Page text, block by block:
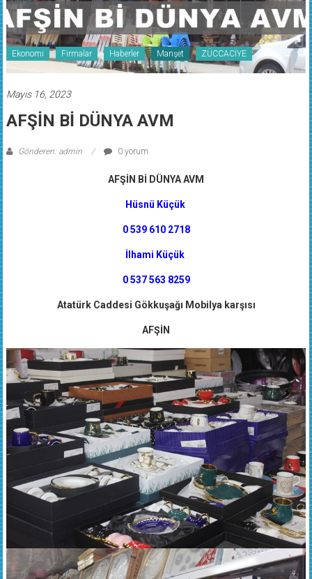
Ekonomi Firmalar Haberler Manşet ZÜCCACİYE
Mayıs 16, 2023
AFŞİN Bİ DÜNYA AVM
Gönderen: admin 0 yorum
AFŞİN Bİ DÜNYA AVM
Hüsnü Küçük
0 539 610 2718
İlhami Küçük
0 537 563 8259
Atatürk Caddesi Gökkuşağı Mobilya karşısı
AFŞİN